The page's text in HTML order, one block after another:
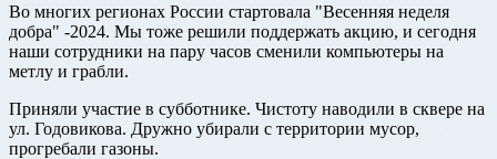
Во многих регионах России стартовала "Весенняя неделя
добра" -2024. Мы тоже решили поддержать акцию, и сегодня
наши сотрудники на пару часов сменили компьютеры на
метлу и грабли.
Приняли участие в субботнике. Чистоту наводили в сквере на
ул. Годовикова. Дружно убирали с территории мусор,
прогребали газоны.